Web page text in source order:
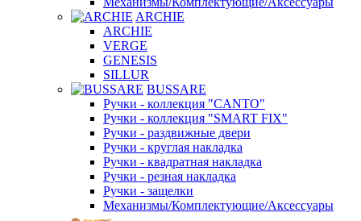
ARCHIE
ARCHIE
VERGE
GENESIS
SILLUR
BUSSARE
Ручки - коллекция "CANTO"
Ручки - коллекция "SMART FIX"
Ручки - раздвижные двери
Ручки - круглая накладка
Ручки - квадратная накладка
Ручки - резная накладка
Ручки - защелки
Механизмы/Комплектующие/Аксессуары